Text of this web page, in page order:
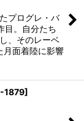
プログレ・バ
目。自分たち
、そのレーベ
月面着陸に影響
1879]